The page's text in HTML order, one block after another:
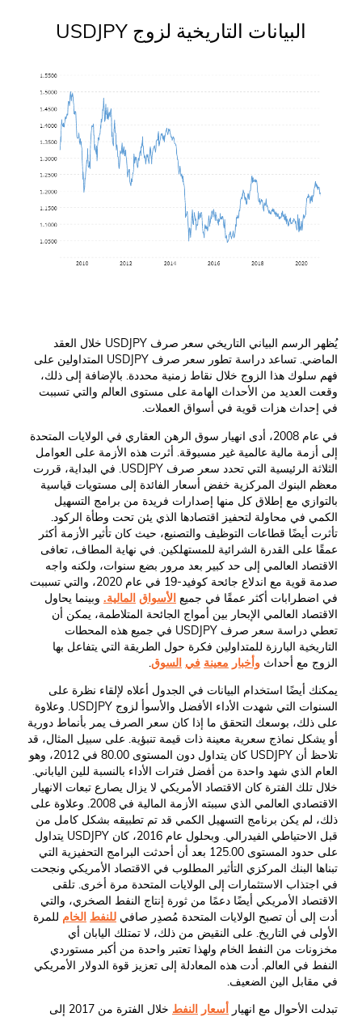
البيانات التاريخية لزوج USDJPY
يُظهر الرسم البياني التاريخي سعر صرف USDJPY خلال العقد
الماضي. تساعد دراسة تطور سعر صرف USDJPY المتداولين على
فهم سلوك هذا الزوج خلال نقاط زمنية محددة. بالإضافة إلى ذلك،
وقعت العديد من الأحداث الهامة على مستوى العالم والتي تسببت
في إحداث هزات قوية في أسواق العملات.
في عام 2008، أدى انهيار سوق الرهن العقاري في الولايات المتحدة
إلى أزمة مالية عالمية غير مسبوقة. أثرت هذه الأزمة على العوامل
الثلاثة الرئيسية التي تحدد سعر صرف USDJPY. في البداية، قررت
معظم البنوك المركزية خفض أسعار الفائدة إلى مستويات قياسية
بالتوازي مع إطلاق كل منها إصدارات فريدة من برامج التسهيل
الكمي في محاولة لتحفيز اقتصادها الذي يئن تحت وطأة الركود.
تأثرت أيضًا قطاعات التوظيف والتصنيع، حيث كان تأثير الأزمة أكثر
عمقًا على القدرة الشرائية للمستهلكين. في نهاية المطاف، تعافى
الاقتصاد العالمي إلى حد كبير بعد مرور بضع سنوات، ولكنه واجه
صدمة قوية مع اندلاع جائحة كوفيد-19 في عام 2020، والتي تسببت
في اضطرابات أكثر عمقًا في جميع الأسواق المالية. وبينما يحاول
الاقتصاد العالمي الإبحار بين أمواج الجائحة المتلاطمة، يمكن أن
تعطي دراسة سعر صرف USDJPY في جميع هذه المحطات
التاريخية البارزة للمتداولين فكرة حول الطريقة التي يتفاعل بها
الزوج مع أحداث وأخبار معينة في السوق.
يمكنك أيضًا استخدام البيانات في الجدول أعلاه لإلقاء نظرة على
السنوات التي شهدت الأداء الأفضل والأسوأ لزوج USDJPY. وعلاوة
على ذلك، بوسعك التحقق ما إذا كان سعر الصرف يمر بأنماط دورية
أو يشكل نماذج سعرية معينة ذات قيمة تنبؤية. على سبيل المثال، قد
تلاحظ أن USDJPY كان يتداول دون المستوى 80.00 في 2012، وهو
العام الذي شهد واحدة من أفضل فترات الأداء بالنسبة للين الياباني.
خلال تلك الفترة كان الاقتصاد الأمريكي لا يزال يصارع تبعات الانهيار
الاقتصادي العالمي الذي سببته الأزمة المالية في 2008. وعلاوة على
ذلك، لم يكن برنامج التسهيل الكمي قد تم تطبيقه بشكل كامل من
قبل الاحتياطي الفيدرالي. وبحلول عام 2016، كان USDJPY يتداول
على حدود المستوى 125.00 بعد أن أحدثت البرامج التحفيزية التي
تبناها البنك المركزي التأثير المطلوب في الاقتصاد الأمريكي ونجحت
في اجتذاب الاستثمارات إلى الولايات المتحدة مرة أخرى. تلقى
الاقتصاد الأمريكي أيضًا دعمًا من ثورة إنتاج النفط الصخري، والتي
أدت إلى أن تصبح الولايات المتحدة مُصدِر صافي للنفط الخام للمرة
الأولى في التاريخ. على النقيض من ذلك، لا تمتلك اليابان أي
مخزونات من النفط الخام ولهذا تعتبر واحدة من أكبر مستوردي
النفط في العالم. أدت هذه المعادلة إلى تعزيز قوة الدولار الأمريكي
في مقابل الين الضعيف.
تبدلت الأحوال مع انهيار
أسعار النفط خلال الفترة من 2017 إلى